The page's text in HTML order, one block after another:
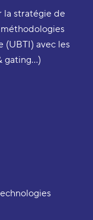
la stratégie de
(UBTI) avec les
gating…)